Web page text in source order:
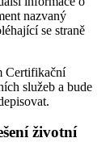
nazvaný
se straně
Certifikační
služeb a bude
životní